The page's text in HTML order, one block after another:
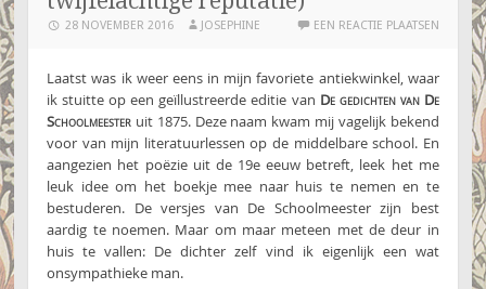
28 NOVEMBER 2016 JOSEPHINE EEN REACTIE PLAATSEN
Laatst was ik weer eens in mijn favoriete antiekwinkel, waar
ik stuitte op een geïllustreerde editie van De gedichten van De
Schoolmeester uit 1875. Deze naam kwam mij vagelijk bekend
voor van mijn literatuurlessen op de middelbare school. En
aangezien het poëzie uit de 19e eeuw betreft, leek het me
leuk idee om het boekje mee naar huis te nemen en te
bestuderen. De versjes van De Schoolmeester zijn best
aardig te noemen. Maar om maar meteen met de deur in
huis te vallen: De dichter zelf vind ik eigenlijk een wat
onsympathieke man.